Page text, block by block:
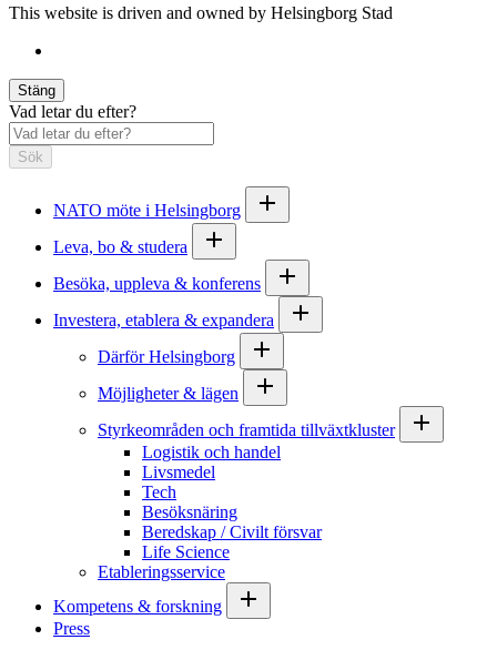
This website is driven and owned by Helsingborg Stad
Stäng
Vad letar du efter?
Sök
NATO möte i Helsingborg
Leva, bo & studera
Besöka, uppleva & konferens
Investera, etablera & expandera
Därför Helsingborg
Möjligheter & lägen
Styrkeområden och framtida tillväxtkluster
Logistik och handel
Livsmedel
Tech
Besöksnäring
Beredskap / Civilt försvar
Life Science
Etableringsservice
Kompetens & forskning
Press